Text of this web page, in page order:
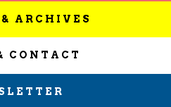
ARCHIVES
CONTACT